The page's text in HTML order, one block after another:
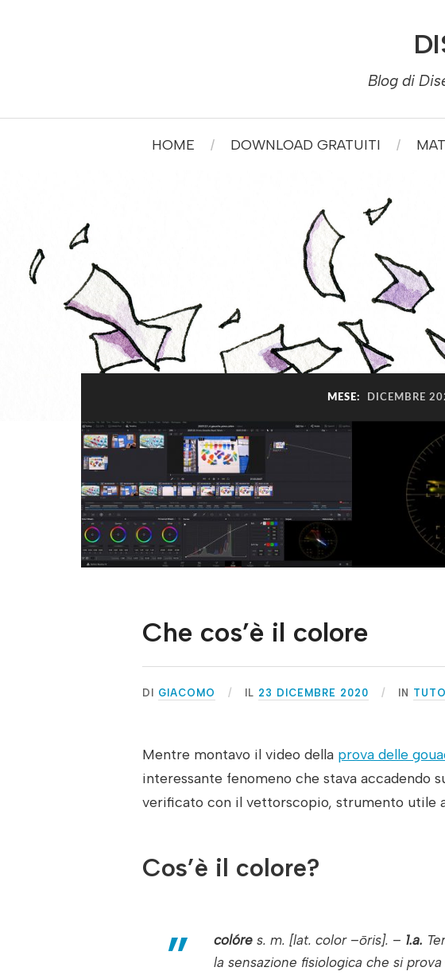
Blog di
HOME DOWNLOAD GRATUITI
MESE: DICEMBRE
Che cos’è il colore
DI GIACOMO IL 23 DICEMBRE 2020 IN
Mentre montavo il video della prova delle
interessante fenomeno che stava accadendo
verificato con il vettorscopio, strumento utile
Cos’è il colore?
colóre s. m. [lat.color–ōris]. – 1.a.
la sensazione fisiologica che si